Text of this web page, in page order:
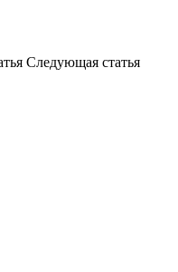
Следующая статья